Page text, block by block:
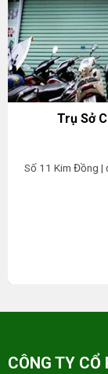
Trụ Sở
Số 11 Kim Đồng |
CÔNG TY CỔ